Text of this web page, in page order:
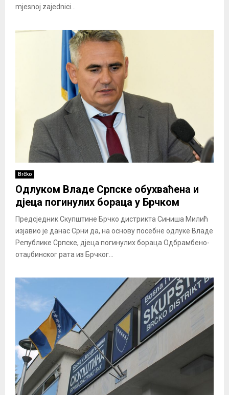
mjesnoj zajednici...
Brčko
Одлуком Владе Српске обухваћена и
дјеца погинулих бораца у Брчком
Предсједник Скупштине Брчко дистрикта Синиша Милић
изјавио је данас Срни да, на основу посебне одлуке Владе
Републике Српске, дјеца погинулих бораца Одбрамбено-
отаџбинског рата из Брчког...